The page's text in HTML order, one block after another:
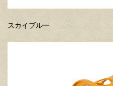
スカイブルー